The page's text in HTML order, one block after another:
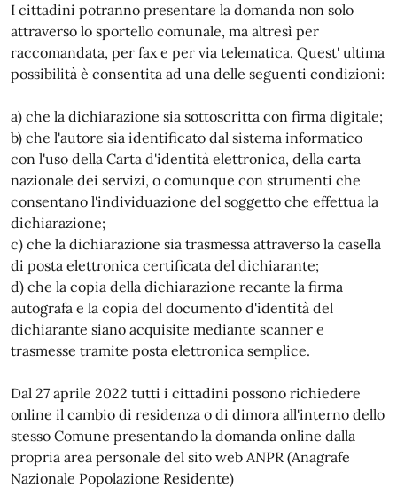
I cittadini potranno presentare la domanda non solo
attraverso lo sportello comunale, ma altresì per
raccomandata, per fax e per via telematica. Quest' ultima
possibilità è consentita ad una delle seguenti condizioni:
a) che la dichiarazione sia sottoscritta con firma digitale;
b) che l'autore sia identificato dal sistema informatico
con l'uso della Carta d'identità elettronica, della carta
nazionale dei servizi, o comunque con strumenti che
consentano l'individuazione del soggetto che effettua la
dichiarazione;
c) che la dichiarazione sia trasmessa attraverso la casella
di posta elettronica certificata del dichiarante;
d) che la copia della dichiarazione recante la firma
autografa e la copia del documento d'identità del
dichiarante siano acquisite mediante scanner e
trasmesse tramite posta elettronica semplice.
Dal 27 aprile 2022 tutti i cittadini possono richiedere
online il cambio di residenza o di dimora all'interno dello
stesso Comune presentando la domanda online dalla
propria area personale del sito web ANPR (Anagrafe
Nazionale Popolazione Residente)